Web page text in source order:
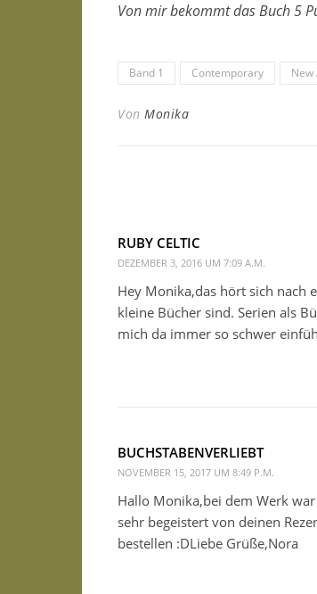
Von mir bekommt das Buch 5
Band 1 Contemporary New
Von Monika
RUBY CELTIC
DEZEMBER 3, 2016 UM 7:09 A.M.
Hey Monika,das hört sich nach
kleine Bücher sind. Serien als
mich da immer so schwer
BUCHSTABENVERLIEBT
NOVEMBER 15, 2017 UM 8:49 P.M.
Hallo Monika,bei dem Werk
sehr begeistert von deinen
bestellen :DLiebe Grüße,Nora